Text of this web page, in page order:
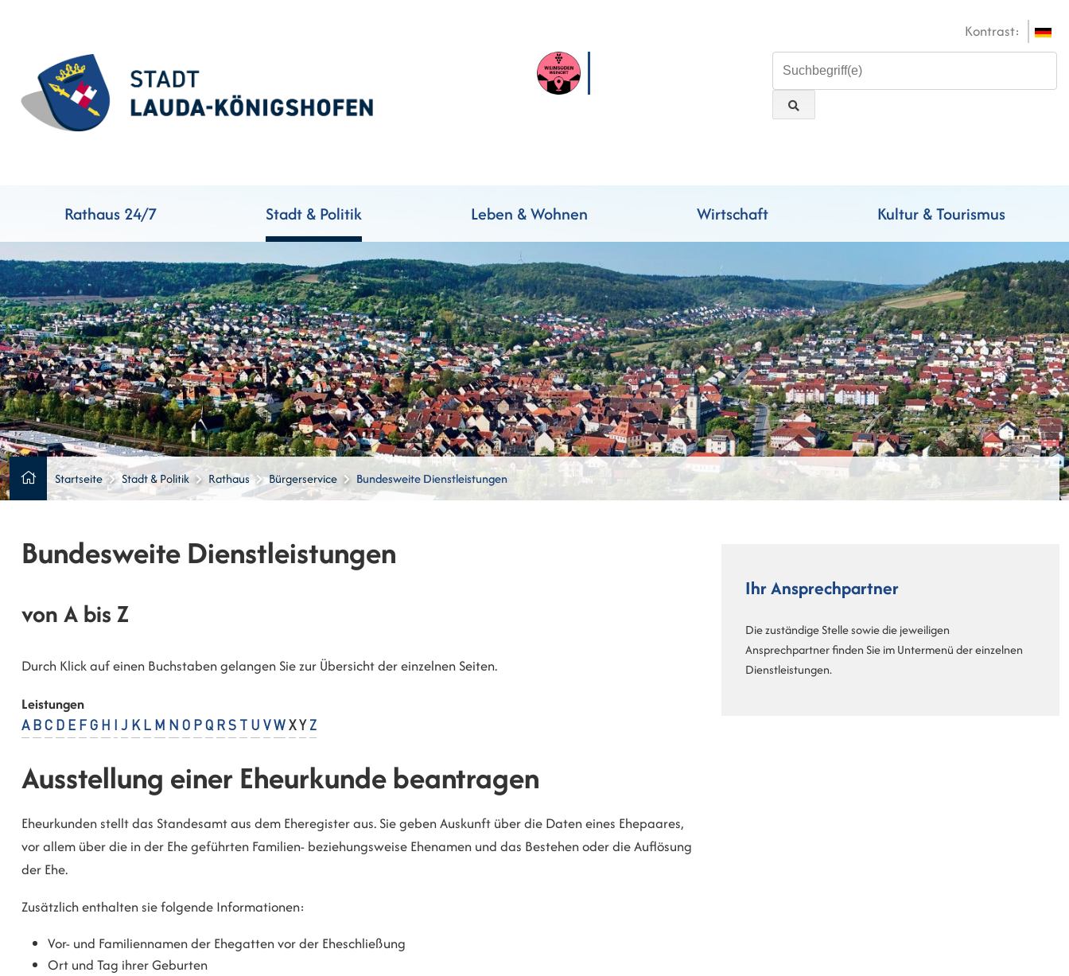
Kontrast:
Rathaus 24/7 Stadt & Politik Leben & Wohnen Wirtschaft Kultur & Tourismus
Startseite Stadt & Politik Rathaus Bürgerservice Bundesweite Dienstleistungen
Bundesweite Dienstleistungen
von A bis Z
Durch Klick auf einen Buchstaben gelangen Sie zur Übersicht der einzelnen Seiten.
Leistungen
A B C D E F G H J K L M N O P Q R S U V W X Y Z
Ausstellung einer Eheurkunde beantragen
Eheurkunden stellt das Standesamt aus dem Eheregister aus. Sie geben Auskunft über die Daten eines Ehepaares,
vor allem über die in der Ehe geführten Familien- beziehungsweise Ehenamen und das Bestehen oder die Auflösung
der Ehe.
Zusätzlich enthalten sie folgende Informationen:
Vor- und Familiennamen der Ehegatten vor der Eheschließung
Ort und Tag ihrer Geburten
Ihr Ansprechpartner
Die zuständige Stelle sowie die jeweiligen
Ansprechpartner finden Sie im Untermenü der einzelnen
Dienstleistungen.